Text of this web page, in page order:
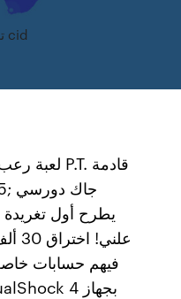
تحميل الهروب من السجن محول cid
يطرح أول تغريدة
فيهم حسابات